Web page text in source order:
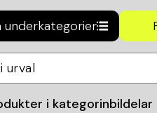
underkategorier
i kategorinbildelar